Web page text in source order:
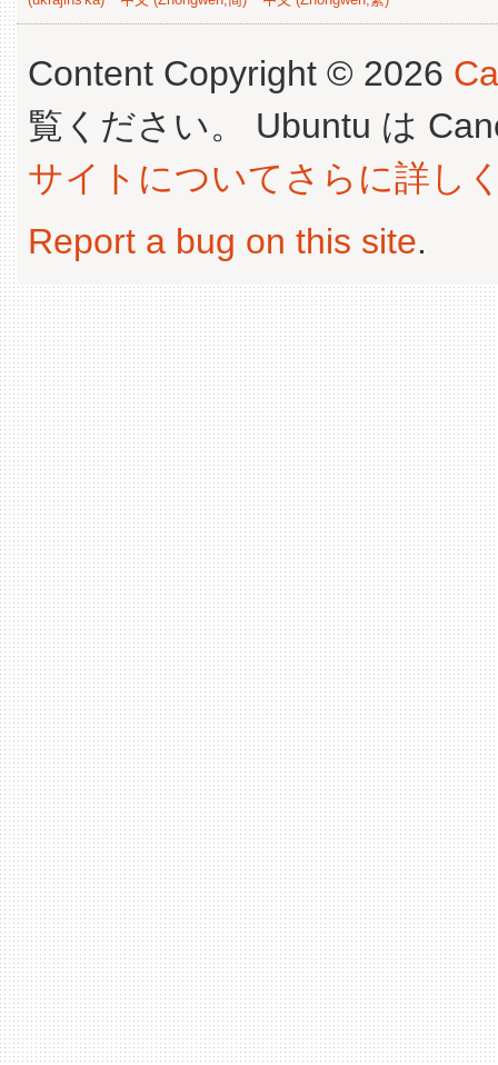
Content Copyright © 2026
覧ください。 Ubuntu は
サイトについてさらに詳し
Report a bug on this site.